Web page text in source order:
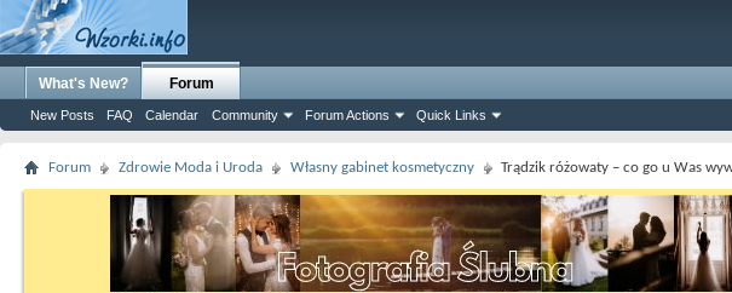
What's New? Forum
New Posts FAQ Calendar Community Forum Actions Quick Links
Forum Zdrowie Moda i Uroda Własny gabinet kosmetyczny Trądzik różowaty – co go u Was